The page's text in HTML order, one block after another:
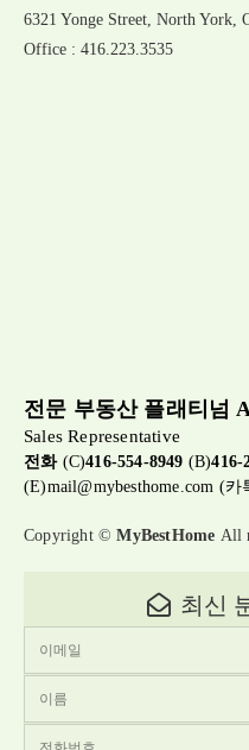
6321 Yonge Street, North York,
Office : 416.223.3535
전문 부동산 플래티넘
Sales Representative
전화(C)416-554-8949 (B)416-
(E)mail@mybesthome.com (카
Copyright ©MyBestHome All
최신